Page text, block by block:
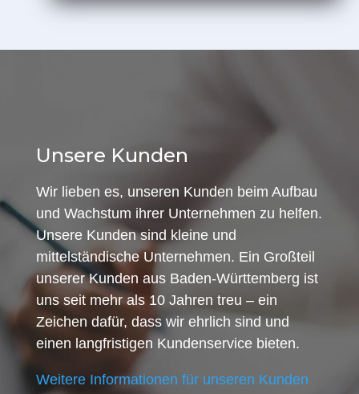
Unsere Kunden
Wir lieben es, unseren Kunden beim Aufbau
und Wachstum ihrer Unternehmen zu helfen.
Unsere Kunden sind kleine und
mittelständische Unternehmen. Ein Großteil
unserer Kunden aus Baden-Württemberg ist
uns seit mehr als 10 Jahren treu – ein
Zeichen dafür, dass wir ehrlich sind und
einen langfristigen Kundenservice bieten.
Weitere Informationen für unseren Kunden